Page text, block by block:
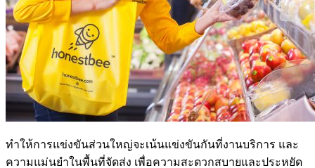
ทำให้การแข่งขันส่วนใหญ่จะเน้นแข่งขันกันที่งานบริการ และ
ความแม่นยำในพื้นที่จัดส่ง เพื่อความสะดวกสบายและประหยัด